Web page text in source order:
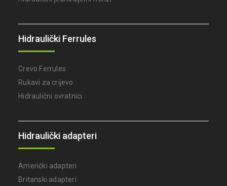
Hidraulički Ferrules
Crevo Ferrules
Rukavi za crijevo
Hidraulični ovratnici
Hidraulički adapteri
Američki adapteri
Britanski adapteri